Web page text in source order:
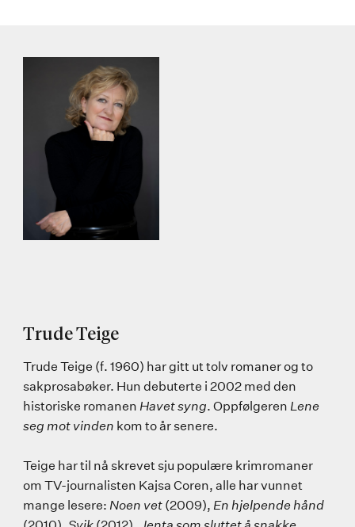
Trude Teige
Trude Teige (f. 1960) har gitt ut tolv romaner og to
sakprosabøker. Hun debuterte i 2002 med den
historiske romanen Havet syng. Oppfølgeren Lene
seg mot vinden kom to år senere.
Teige har til nå skrevet sju populære krimromaner
om TV-journalisten Kajsa Coren, alle har vunnet
mange lesere: Noen vet (2009), En hjelpende hånd